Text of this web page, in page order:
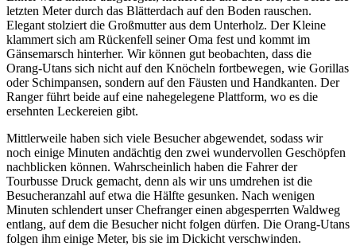
letzten Meter durch das Blätterdach auf den Boden rauschen.
Elegant stolziert die Großmutter aus dem Unterholz. Der Kleine
klammert sich am Rückenfell seiner Oma fest und kommt im
Gänsemarsch hinterher. Wir können gut beobachten, dass die
Orang-Utans sich nicht auf den Knöcheln fortbewegen, wie Gorillas
oder Schimpansen, sondern auf den Fäusten und Handkanten. Der
Ranger führt beide auf eine nahegelegene Plattform, wo es die
ersehnten Leckereien gibt.
Mittlerweile haben sich viele Besucher abgewendet, sodass wir
noch einige Minuten andächtig den zwei wundervollen Geschöpfen
nachblicken können. Wahrscheinlich haben die Fahrer der
Tourbusse Druck gemacht, denn als wir uns umdrehen ist die
Besucheranzahl auf etwa die Hälfte gesunken. Nach wenigen
Minuten schlendert unser Chefranger einen abgesperrten Waldweg
entlang, auf dem die Besucher nicht folgen dürfen. Die Orang-Utans
folgen ihm einige Meter, bis sie im Dickicht verschwinden.